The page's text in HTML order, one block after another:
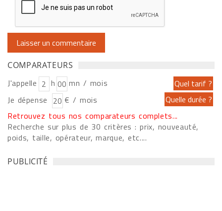
COMPARATEURS
J'appelle h
mn / mois
Je dépense
€ / mois
Retrouvez tous nos comparateurs complets...
Recherche sur plus de 30 critères : prix, nouveauté,
poids, taille, opérateur, marque, etc....
PUBLICITÉ